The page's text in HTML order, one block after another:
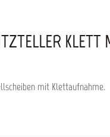
KLETT
mit Klettaufnahme.